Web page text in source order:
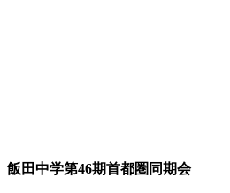
飯田中学第46期首都圏同期会